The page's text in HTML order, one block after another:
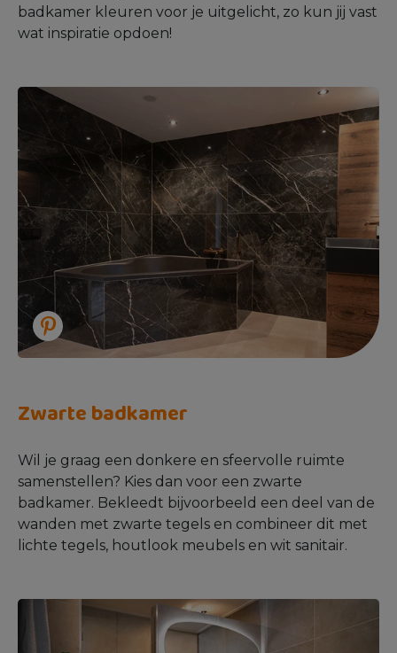
badkamer kleuren voor je uitgelicht, zo kun jij vast
wat inspiratie opdoen!
Zwarte badkamer
Wil je graag een donkere en sfeervolle ruimte
samenstellen? Kies dan voor een zwarte
badkamer. Bekleedt bijvoorbeeld een deel van de
wanden met zwarte tegels en combineer dit met
lichte tegels, houtlook meubels en wit sanitair.